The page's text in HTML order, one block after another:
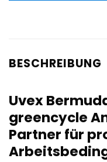
BESCHREIBUNG
Uvex
greencycle
Partner für